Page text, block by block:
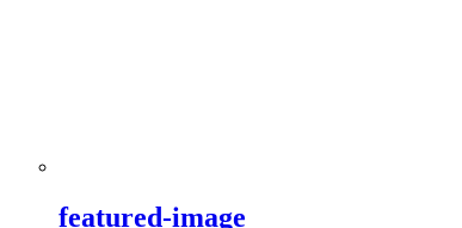
featured-image